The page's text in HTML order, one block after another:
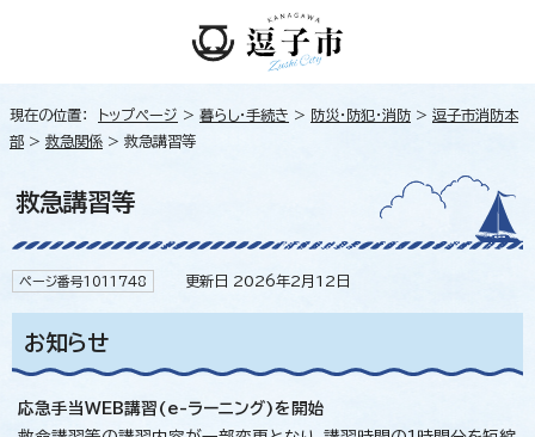
現在の位置： トップページ > 暮らし・手続き > 防災・防犯・消防 > 逗子市消防本
部 > 救急関係 > 救急講習等
救急講習等
ページ番号1011748 更新日 2026年2月12日
お知らせ
応急手当WEB講習(e-ラーニング)を開始